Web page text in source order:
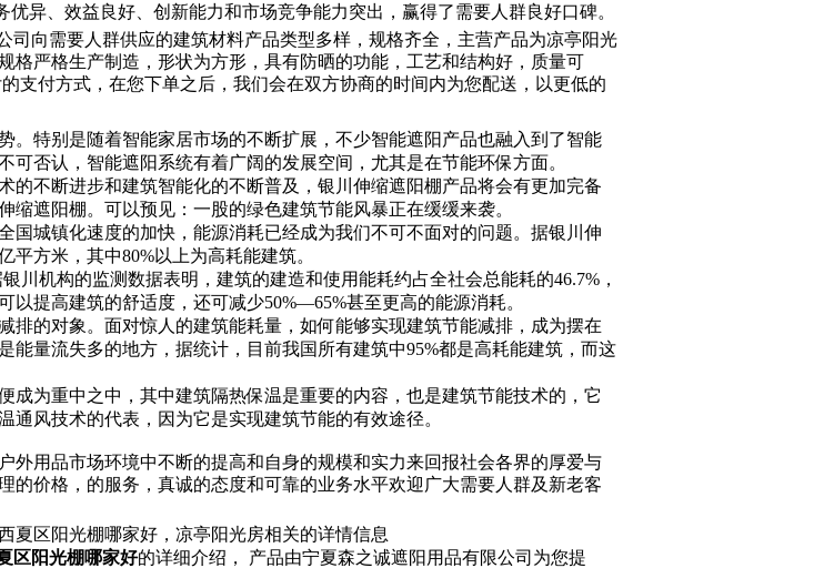
异、效益良好、创新能力和市场竞争能力突出，赢得了需要人群良好口碑。
向需要人群供应的建筑材料产品类型多样，规格齐全，主营产品为凉亭阳光
格严格生产制造，形状为方形，具有防晒的功能，工艺和结构好，质量可
支付方式，在您下单之后，我们会在双方协商的时间内为您配送，以更低的
特别是随着智能家居市场的不断扩展，不少智能遮阳产品也融入到了智能
否认，智能遮阳系统有着广阔的发展空间，尤其是在节能环保方面。
不断进步和建筑智能化的不断普及，银川伸缩遮阳棚产品将会有更加完备
遮阳棚。可以预见：一股的绿色建筑节能风暴正在缓缓来袭。
城镇化速度的加快，能源消耗已经成为我们不可不面对的问题。据银川伸
方米，其中80%以上为高耗能建筑。
机构的监测数据表明，建筑的建造和使用能耗约占全社会总能耗的46.7%，
提高建筑的舒适度，还可减少50%—65%甚至更高的能源消耗。
的对象。面对惊人的建筑能耗量，如何能够实现建筑节能减排，成为摆在
量流失多的地方，据统计，目前我国所有建筑中95%都是高耗能建筑，而这
为重中之中，其中建筑隔热保温是重要的内容，也是建筑节能技术的，它
风技术的代表，因为它是实现建筑节能的有效途径。
外用品市场环境中不断的提高和自身的规模和实力来回报社会各界的厚爱与
价格，的服务，真诚的态度和可靠的业务水平欢迎广大需要人群及新老客
夏区阳光棚哪家好，凉亭阳光房相关的详情信息
区阳光棚哪家好的详细介绍， 产品由宁夏森之诚遮阳用品有限公司为您提